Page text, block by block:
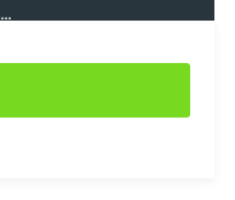
FİRMA HAKKINDA YAPILAN YORUMLAR